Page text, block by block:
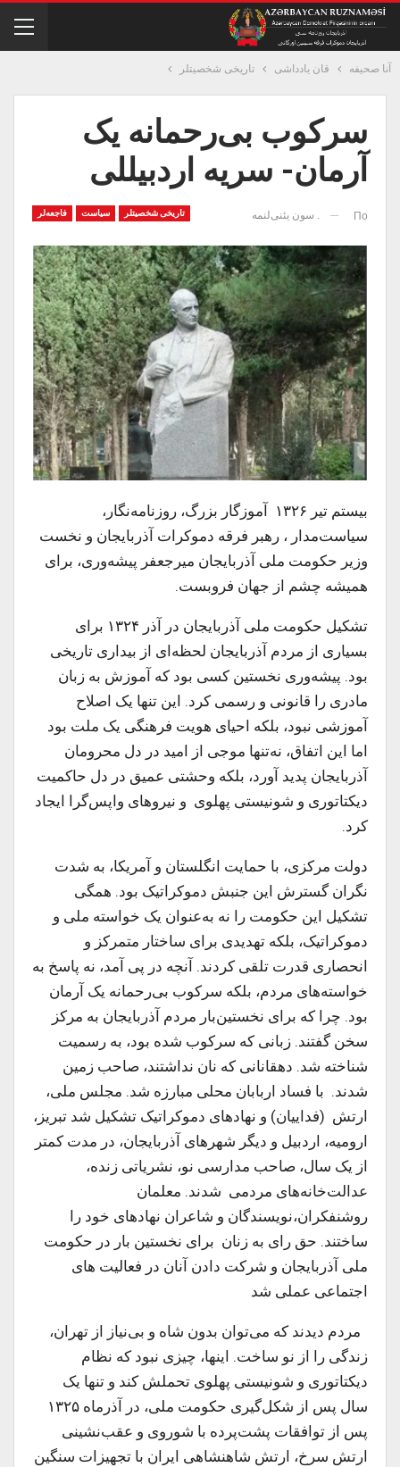
آنا صحیفه قان یادداشی تاریخی شخصیتلر
سرکوب بی‌رحمانه‌ یک
آرمان- سریه اردبیللی
تاریخی شخصیتلر سیاست فاجعه‌لر По . سون یئنی‌لنمه
یستم تیر ۱۳۲۶ آموزگار بزرگ، روزنامه‌نگار،
سیاست‌مدار ، رهبر فرقه دموکرات آذربایجان و نخست
وزیر حکومت ملی آذربایجان میرجعفر پیشه‌وری، برای
همیشه چشم از جهان فروبست.
تشکیل حکومت ملی آذربایجان در آذر ۱۳۲۴ برای
بسیاری از مردم آذربایجان لحظه‌ای از بیداری تاریخی
بود. پیشه‌وری نخستین کسی بود که آموزش به زبان
مادری را قانونی و رسمی کرد. این تنها یک اصلاح
آموزشی نبود، بلکه احیای هویت فرهنگی یک ملت بود
اما این اتفاق، نه‌تنها موجی از امید در دل محرومان
آذربایجان پدید آورد، بلکه وحشتی عمیق در دل حاکمیت
دیکتاتوری و شونیستی پهلوی و نیروهای واپس‌گرا ایجاد
کرد.
دولت مرکزی، با حمایت انگلستان و آمریکا، به شدت
نگران گسترش این جنبش دموکراتیک بود. همگی
تشکیل این حکومت را نه به‌عنوان یک خواسته‌ ملی و
دموکراتیک، بلکه تهدیدی برای ساختار متمرکز و
انحصاری قدرت تلقی کردند. آنچه در پی آمد، نه پاسخ به
خواسته‌های مردم، بلکه سرکوب بی‌رحمانه‌ یک آرمان
بود. چرا که برای نخستین‌بار مردم آذربایجان به مرکز
سخن گفتند. زبانی که سرکوب شده بود، به رسمیت
شناخته شد. دهقانانی که نان نداشتند، صاحب زمین
شدند. با فساد اربابان محلی مبارزه شد. مجلس ملی،
ارتش (فداییان) و نهادهای دموکراتیک تشکیل شد تبریز،
ارومیه، اردبیل و دیگر شهرهای آذربایجان، در مدت کمتر
از یک سال، صاحب مدارسی نو، نشریاتی زنده،
عدالت‌خانه‌های مردمی شدند. معلمان
روشنفکران،نویسندگان و شاعران نهادهای خود را
ساختند. حق رای به زنان برای نخستین بار در حکومت
ملی آذربایجان و شرکت دادن آنان در فعالیت های
اجتماعی عملی شد
مردم دیدند که می‌توان بدون شاه و بی‌نیاز از تهران،
زندگی را از نو ساخت. اینها، چیزی نبود که نظام
دیکتاتوری و شونیستی پهلوی تحملش کند و تنها یک
سال پس از شکل‌گیری حکومت ملی، در آذرماه ۱۳۲۵
پس از توافقات پشت‌پرده با شوروی و عقب‌نشینی
ارتش سرخ، ارتش شاهنشاهی ایران با تجهیزات سنگین